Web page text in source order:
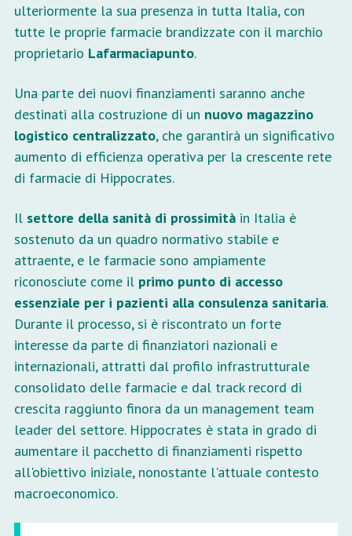
ulteriormente la sua presenza in tutta Italia, con
tutte le proprie farmacie brandizzate con il marchio
proprietario Lafarmaciapunto.
Una parte dei nuovi finanziamenti saranno anche
destinati alla costruzione di un nuovo magazzino
logistico centralizzato, che garantirà un significativo
aumento di efficienza operativa per la crescente rete
di farmacie di Hippocrates.
Il settore della sanità di prossimità in Italia è
sostenuto da un quadro normativo stabile e
attraente, e le farmacie sono ampiamente
riconosciute come il primo punto di accesso
essenziale per i pazienti alla consulenza sanitaria.
Durante il processo, si è riscontrato un forte
interesse da parte di finanziatori nazionali e
internazionali, attratti dal profilo infrastrutturale
consolidato delle farmacie e dal track record di
crescita raggiunto finora da un management team
leader del settore. Hippocrates è stata in grado di
aumentare il pacchetto di finanziamenti rispetto
all'obiettivo iniziale, nonostante l'attuale contesto
macroeconomico.